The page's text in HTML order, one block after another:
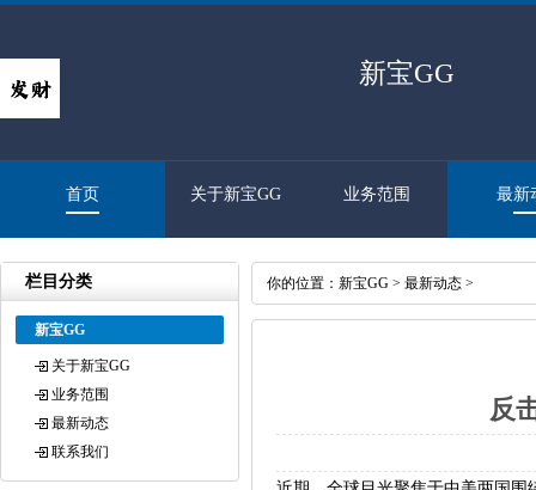
新宝GG
首页 关于新宝GG 业务范围 最新
栏目分类
新宝GG
关于新宝GG
业务范围
最新动态
联系我们
你的位置： 新宝GG > 最新动态 >
反